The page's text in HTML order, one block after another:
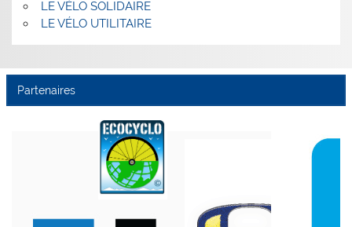
LE VÉLO SOLIDAIRE
LE VÉLO UTILITAIRE
Partenaires